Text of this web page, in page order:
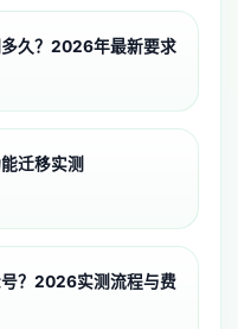
久？2026年最新要求
迁移实测
？2026实测流程与费